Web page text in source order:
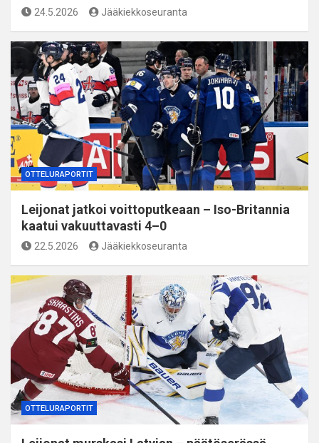
24.5.2026 Jääkiekkoseuranta
OTTELURAPORTIT
Leijonat jatkoi voittoputkeaan – Iso-Britannia
kaatui vakuuttavasti 4–0
22.5.2026 Jääkiekkoseuranta
OTTELURAPORTIT